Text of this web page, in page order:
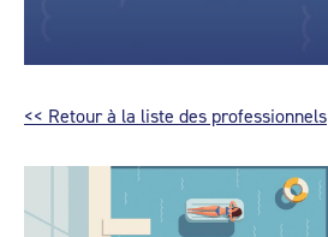
<< Retour à la liste des professionnels